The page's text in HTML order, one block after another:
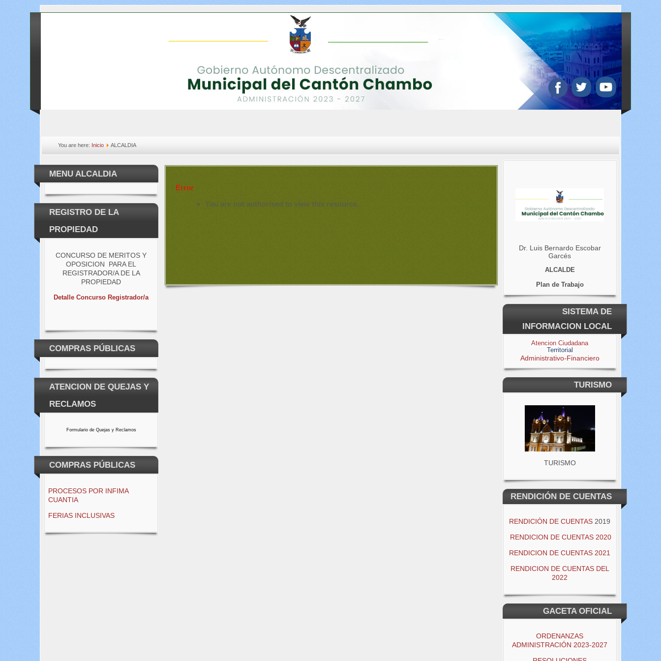
You are here: Inicio ALCALDIA
MENU ALCALDIA
REGISTRO DE LA
PROPIEDAD
CONCURSO DE MERITOS Y
OPOSICION PARA EL
REGISTRADOR/A DE LA
PROPIEDAD
Detalle Concurso Registrador/a
COMPRAS PÚBLICAS
ATENCION DE QUEJAS Y
RECLAMOS
Formulario de Quejas y Reclamos
COMPRAS PÚBLICAS
PROCESOS POR INFIMA
CUANTIA
FERIAS INCLUSIVAS
Error
You are not authorised to view this resource.
Dr. Luis Bernardo Escobar
Garcés
ALCALDE
Plan de Trabajo
SISTEMA DE
INFORMACION LOCAL
Atencion Ciudadana
Territorial
Administrativo-Financiero
TURISMO
TURISMO
RENDICIÓN DE CUENTAS
RENDICIÓN DE CUENTAS 2019
RENDICION DE CUENTAS 2020
RENDICION DE CUENTAS 2021
RENDICION DE CUENTAS DEL
2022
GACETA OFICIAL
ORDENANZAS
ADMINISTRACIÓN 2023-2027